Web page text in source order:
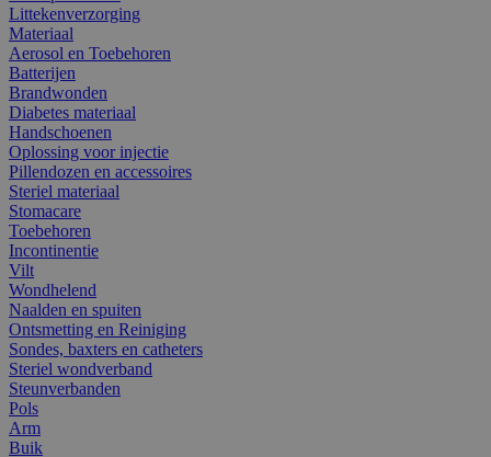
Littekenverzorging
Materiaal
Aerosol en Toebehoren
Batterijen
Brandwonden
Diabetes materiaal
Handschoenen
Oplossing voor injectie
Pillendozen en accessoires
Steriel materiaal
Stomacare
Toebehoren
Incontinentie
Vilt
Wondhelend
Naalden en spuiten
Ontsmetting en Reiniging
Sondes, baxters en catheters
Steriel wondverband
Steunverbanden
Pols
Arm
Buik